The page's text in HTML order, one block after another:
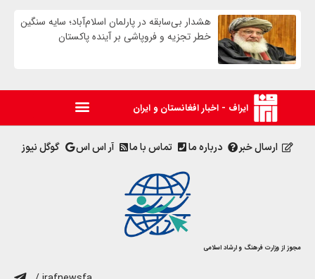
هشدار بی‌سابقه در پارلمان اسلام‌آباد؛ سایه سنگین
خطر تجزیه و فروپاشی بر آینده پاکستان
ایراف - اخبار افغانستان و ایران
ارسال خبر درباره ما تماس با ما آر اس اس گوگل نیوز
مجوز از وزارت فرهنگ و ارشاد اسلامی